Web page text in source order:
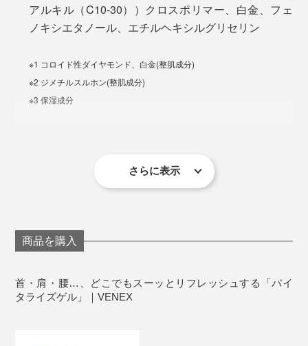
アルキル（C10-30））クロスポリマー、白金、フェ
ノキシエタノール、エチルヘキシルグリセリン
※1 コロイド性ダイヤモンド、白金(整肌成分)
※2 ジメチルスルホン(整肌成分)
※3 保湿成分
傷やはれもの、しっしん等、異常のある部位には使
常温で保管してください。極端に高温または低温の
場所、直射日光のあたる場所には保管しないでくだ
さい。
下記のような場合には、使用を中止し、皮膚科専門
さらに表示
商品を購入
首・肩・腰…、どこでもスーッとリフレッシュする「バイ
タライズゲル」｜VENEX